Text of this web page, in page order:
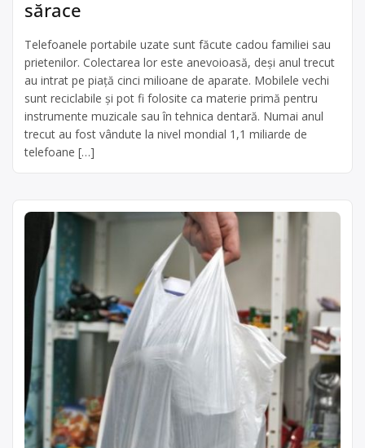
sărace
Telefoanele portabile uzate sunt făcute cadou familiei sau
prietenilor. Colectarea lor este anevoioasă, deşi anul trecut
au intrat pe piaţă cinci milioane de aparate. Mobilele vechi
sunt reciclabile şi pot fi folosite ca materie primă pentru
instrumente muzicale sau în tehnica dentară. Numai anul
trecut au fost vândute la nivel mondial 1,1 miliarde de
telefoane […]